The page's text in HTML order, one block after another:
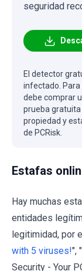
seguridad
El detector
infectado. Para
debe comprar
prueba gratuita
propiedad y
de PCRisk.
Estafas
Hay muchas
entidades
legitimidad, por
with 5 viruses!",
Security - Your